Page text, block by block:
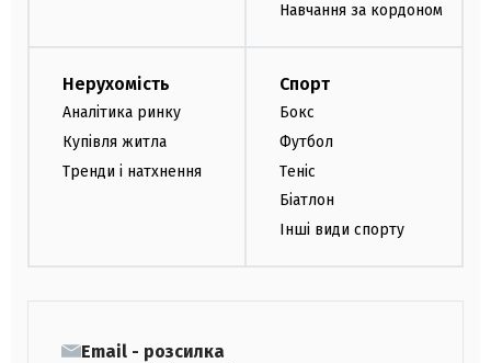
Навчання за кордоном
Нерухомість
Аналітика ринку
Купівля житла
Тренди і натхнення
Спорт
Бокс
Футбол
Теніс
Біатлон
Інші види спорту
Email - розсилка